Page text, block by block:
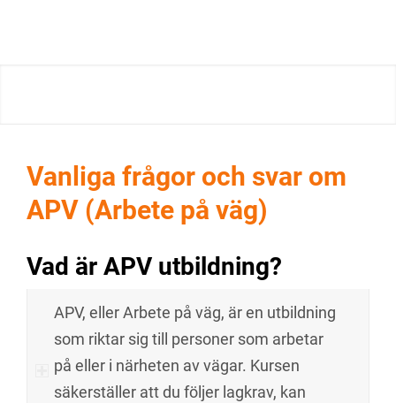
Vanliga frågor och svar om
APV (Arbete på väg)
Vad är APV utbildning?
APV, eller Arbete på väg, är en utbildning
som riktar sig till personer som arbetar
på eller i närheten av vägar. Kursen
säkerställer att du följer lagkrav, kan